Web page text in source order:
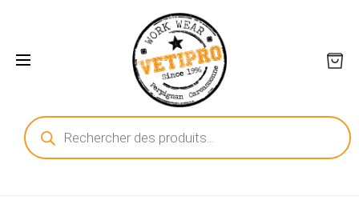
Recherche
de
produits